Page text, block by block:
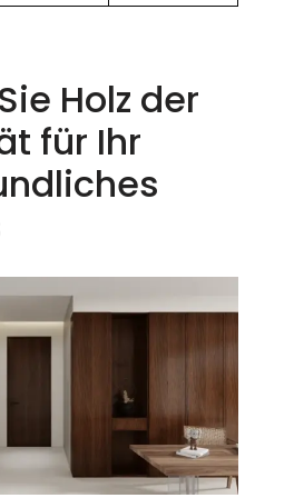
Holz der
für Ihr